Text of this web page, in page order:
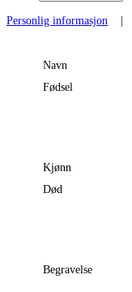
Personlig informasjon
Navn
Fødsel
Kjønn
Død
Begravelse